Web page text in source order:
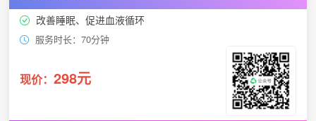
改善睡眠、促进血液循环
服务时长：70分钟
现价： 298元